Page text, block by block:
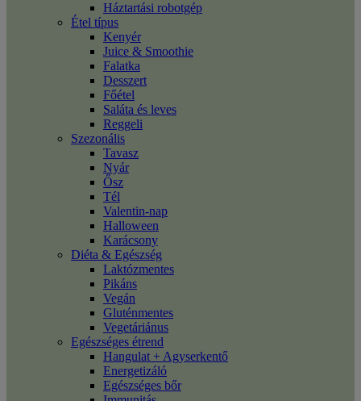
Háztartási robotgép
Étel típus
Kenyér
Juice & Smoothie
Falatka
Desszert
Főétel
Saláta és leves
Reggeli
Szezonális
Tavasz
Nyár
Ősz
Tél
Valentin-nap
Halloween
Karácsony
Diéta & Egészség
Laktózmentes
Pikáns
Vegán
Gluténmentes
Vegetáriánus
Egészséges étrend
Hangulat + Agyserkentő
Energetizáló
Egészséges bőr